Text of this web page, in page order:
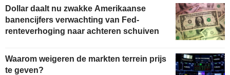
Dollar daalt nu zwakke Amerikaanse
banencijfers verwachting van Fed-
renteverhoging naar achteren schuiven
Waarom weigeren de markten terrein prijs
te geven?